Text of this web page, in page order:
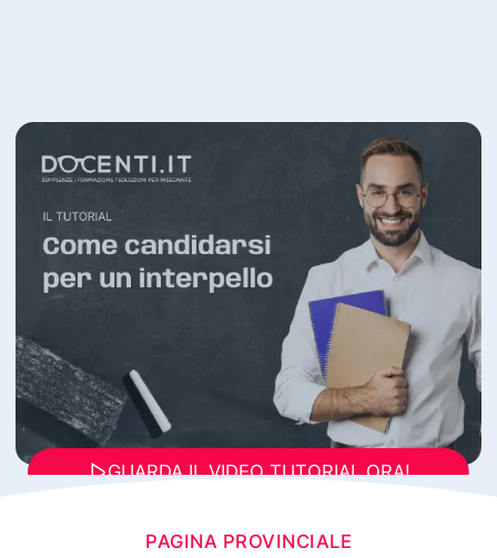
GUARDA IL VIDEO TUTORIAL ORA!
PAGINA PROVINCIALE